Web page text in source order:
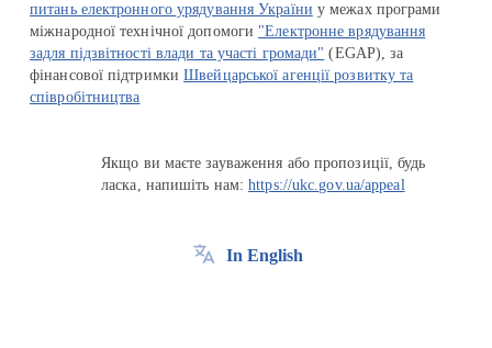
питань електронного урядування України у межах програми
міжнародної технічної допомоги "Електронне врядування
задля підзвітності влади та участі громади" (EGAP), за
фінансової підтримкиШвейцарської агенції розвитку та
співробітництва
Якщо ви маєте зауваження або пропозиції, будь
ласка, напишіть нам:https://ukc.gov.ua/appeal
In English